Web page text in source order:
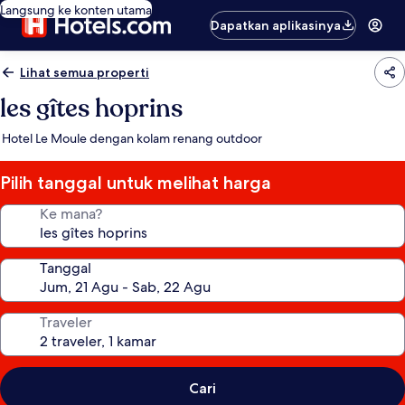
Langsung ke konten utama
Dapatkan aplikasinya
Lihat semua properti
les gîtes hoprins
Hotel Le Moule dengan kolam renang outdoor
Pilih tanggal untuk melihat harga
Ke mana?
Tanggal
Traveler
Cari